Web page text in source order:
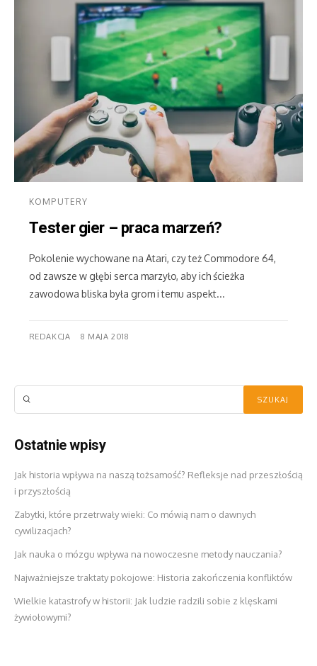
KOMPUTERY
Tester gier – praca marzeń?
Pokolenie wychowane na Atari, czy też Commodore 64,
od zawsze w głębi serca marzyło, aby ich ścieżka
zawodowa bliska była grom i temu aspekt...
REDAKCJA 8 MAJA 2018
Ostatnie wpisy
Jak historia wpływa na naszą tożsamość? Refleksje nad przeszłością
i przyszłością
Zabytki, które przetrwały wieki: Co mówią nam o dawnych
cywilizacjach?
Jak nauka o mózgu wpływa na nowoczesne metody nauczania?
Najważniejsze traktaty pokojowe: Historia zakończenia konfliktów
Wielkie katastrofy w historii: Jak ludzie radzili sobie z klęskami
żywiołowymi?